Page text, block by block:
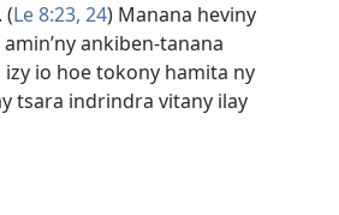
(Le 8:23, 24) Manana heviny
ankiben-tanana
io hoe tokony hamita ny
tsara indrindra vitany ilay